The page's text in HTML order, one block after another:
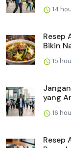
14
Resep
Bikin
15
yang
16
Resep